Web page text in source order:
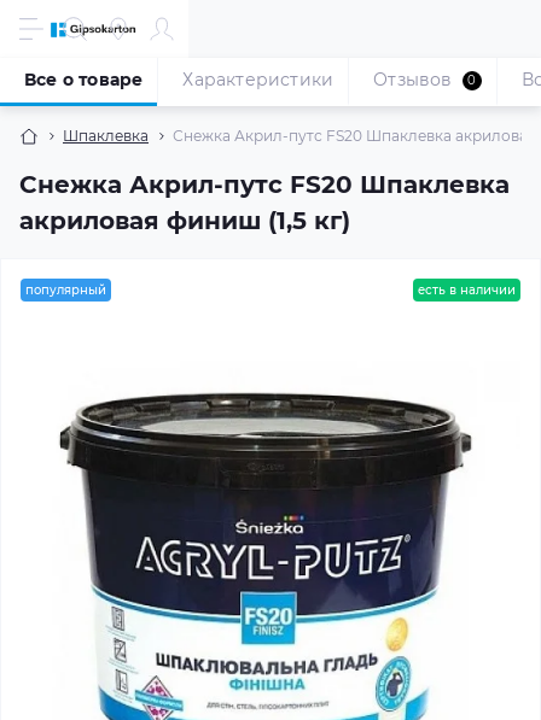
Шпаклевка Снежка Акрил-путс FS20 Шпаклевка акриловая
Снежка Акрил-путс FS20 Шпаклевка
акриловая финиш (1,5 кг)
Все о товаре Характеристики Отзывов 0
популярный есть в наличии